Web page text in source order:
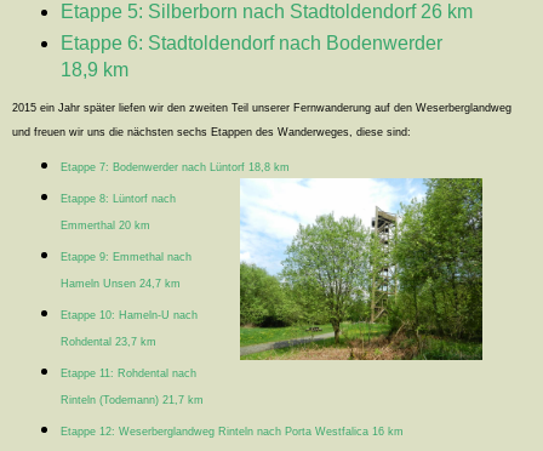
Etappe 5: Silberborn nach Stadtoldendorf 26 km
Etappe 6: Stadtoldendorf nach Bodenwerder
18,9 km
2015 ein Jahr später liefen wir den zweiten Teil unserer Fernwanderung auf den Weserberglandweg
und freuen wir uns die nächsten sechs Etappen des Wanderweges, diese sind:
Etappe 7: Bodenwerder nach Lüntorf 18,8 km
Etappe 8: Lüntorf nach
Emmerthal 20 km
Etappe 9: Emmethal nach
Hameln Unsen 24,7 km
Etappe 10: Hameln-U nach
Rohdental 23,7 km
Etappe 11: Rohdental nach
Rinteln (Todemann) 21,7 km
Etappe 12: Weserberglandweg Rinteln nach Porta Westfalica 16 km